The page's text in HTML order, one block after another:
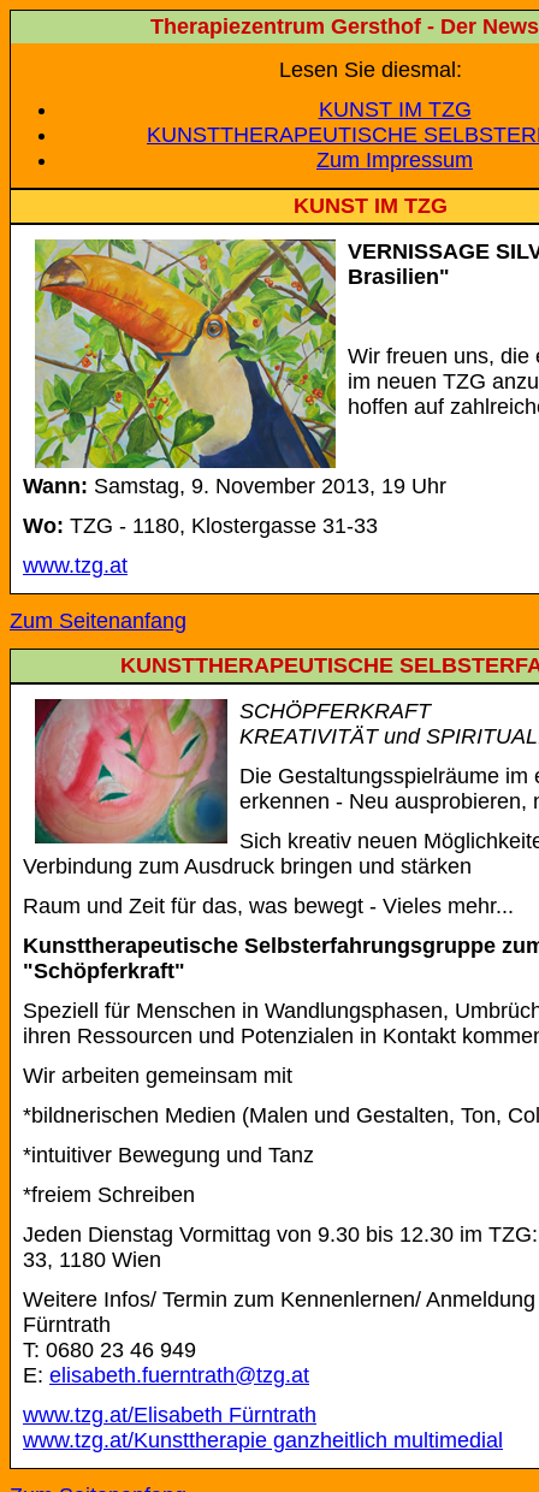
Therapiezentrum Gersthof - Der
Lesen Sie diesmal:
KUNST IM TZG
KUNSTTHERAPEUTISCHE
Zum Impressum
KUNST IM TZG
VERNISSAGE
Brasilien"
Wir freuen uns, die
im neuen TZG
hoffen auf
Wann: Samstag, 9. November 2013, 19 Uhr
Wo: TZG - 1180, Klostergasse 31-33
www.tzg.at
Zum Seitenanfang
KUNSTTHERAPEUTISCHE
SCHÖPFERKRAFT
KREATIVITÄT und
Die Gestaltungsspielräume im
erkennen - Neu ausprobieren,
Sich kreativ neuen
Verbindung zum Ausdruck bringen und stärken
Raum und Zeit für das, was bewegt - Vieles mehr...
Kunsttherapeutische Selbsterfahrungsgruppe
"Schöpferkraft"
Speziell für Menschen in Wandlungsphasen,
ihren Ressourcen und Potenzialen in Kontakt
Wir arbeiten gemeinsam mit
*bildnerischen Medien (Malen und Gestalten, Ton,
*intuitiver Bewegung und Tanz
*freiem Schreiben
Jeden Dienstag Vormittag von 9.30 bis 12.30 im
33, 1180 Wien
Weitere Infos/ Termin zum Kennenlernen/
Fürntrath
T: 0680 23 46 949
E: elisabeth.fuerntrath@tzg.at
www.tzg.at/Elisabeth Fürntrath
www.tzg.at/Kunsttherapie ganzheitlich multimedial